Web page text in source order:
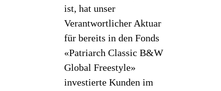
ist, hat unser
Verantwortlicher Aktuar
für bereits in den Fonds
«Patriarch Classic B&W
Global Freestyle»
investierte Kunden im